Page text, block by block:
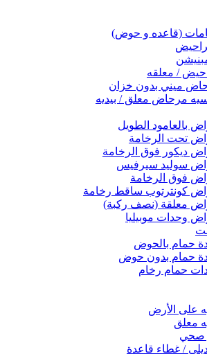
(قاعده و حوض)
/ معلقه
ميني بدون خزان
مرحاض معلق / بيديه
بالعامود الطويل
تحت الرخامة
ديكور فوق الرخامة
سوليد سيرفيس
فوق الرخامة
كونترتوب ساقط رخامة
معلقة (نصف ركبة)
وحدات موبيليا
حمام بالحوض
حمام بدون حوض
حمام رخام
على الأرض
معلق
صحي
/ غطاء قاعدة